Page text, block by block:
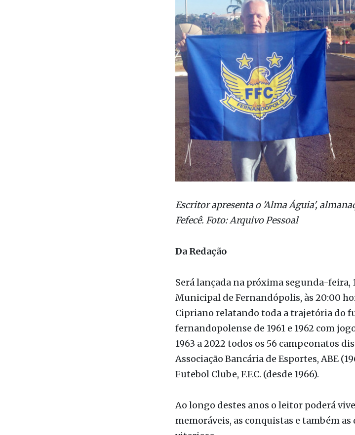
Escritor apresenta o 'Alma Águia',
Fefecê. Foto: Arquivo Pessoal
Da Redação
Será lançada na próxima segunda-feira,
Municipal de Fernandópolis, às 20:00
Cipriano relatando toda a trajetória do
fernandopolense de 1961 e 1962 com
1963 a 2022 todos os 56 campeonatos
Associação Bancária de Esportes, ABE
Futebol Clube, F.F.C. (desde 1966).
Ao longo destes anos o leitor poderá
memoráveis, as conquistas e também